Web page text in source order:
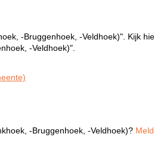
-Bruggenhoek, -Veldhoek)". Kijk
-Veldhoek)".
-Bruggenhoek, -Veldhoek)?